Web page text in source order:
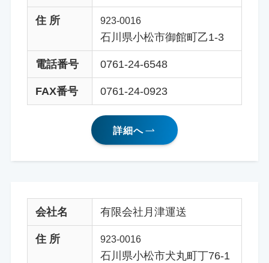
住 所 923-0016
石川県小松市御館町乙1-3
電話番号 0761-24-6548
FAX番号 0761-24-0923
詳細へ
会社名 有限会社月津運送
住 所 923-0016
石川県小松市犬丸町丁76-1